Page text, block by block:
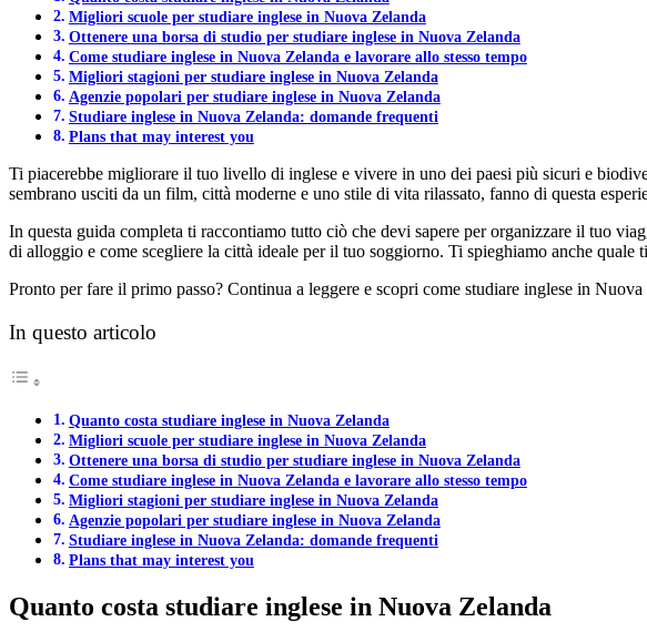
Migliori scuole per studiare inglese in Nuova Zelanda
Ottenere una borsa di studio per studiare inglese in Nuova Zelanda
Come studiare inglese in Nuova Zelanda e lavorare allo stesso tempo
Migliori stagioni per studiare inglese in Nuova Zelanda
Agenzie popolari per studiare inglese in Nuova Zelanda
Studiare inglese in Nuova Zelanda: domande frequenti
Plans that may interest you
Ti piacerebbe migliorare il tuo livello di inglese e vivere in uno dei paesi più sicuri e
sembrano usciti da un film, città moderne e uno stile di vita rilassato, fanno di questa
In questa guida completa ti raccontiamo tutto ciò che devi sapere per organizzare il tuo
di alloggio e come scegliere la città ideale per il tuo soggiorno. Ti spieghiamo anche
Pronto per fare il primo passo? Continua a leggere e scopri come studiare inglese in
In questo articolo
Quanto costa studiare inglese in Nuova Zelanda
Migliori scuole per studiare inglese in Nuova Zelanda
Ottenere una borsa di studio per studiare inglese in Nuova Zelanda
Come studiare inglese in Nuova Zelanda e lavorare allo stesso tempo
Migliori stagioni per studiare inglese in Nuova Zelanda
Agenzie popolari per studiare inglese in Nuova Zelanda
Studiare inglese in Nuova Zelanda: domande frequenti
Plans that may interest you
Quanto costa studiare inglese in Nuova Zelanda